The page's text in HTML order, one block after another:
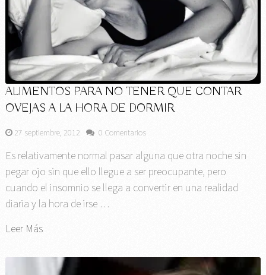
ALIMENTOS PARA NO TENER QUE CONTAR
OVEJAS A LA HORA DE DORMIR
27 septiembre, 2012 0 Comentarios
Es relativamente normal pasar alguna que otra noche sin
pegar ojo sin que ello llegue a ser preocupante, pero
cuando el insomnio se llega a convertir en una realidad
diaria y la hora de irse …
Leer Más